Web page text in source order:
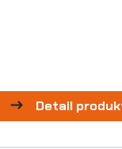
Detail